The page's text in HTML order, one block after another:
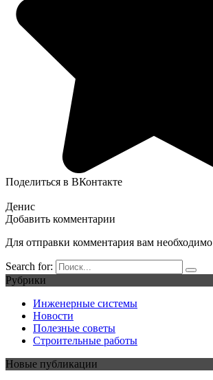
Поделиться в ВКонтакте
Денис
Добавить комментарии
Для отправки комментария вам необходимо
Search for:
Рубрики
Инженерные системы
Новости
Полезные советы
Строительные работы
Новые публикации